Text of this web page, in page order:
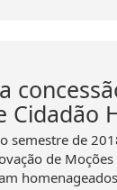
Cidadão
semestre de
de Moções